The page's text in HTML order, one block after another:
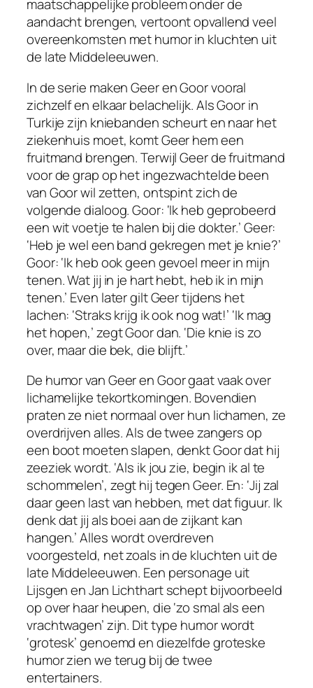
maatschappelijke probleem onder de
aandacht brengen, vertoont opvallend veel
overeenkomsten met humor in kluchten uit
de late Middeleeuwen.
In de serie maken Geer en Goor vooral
zichzelf en elkaar belachelijk. Als Goor in
Turkije zijn kniebanden scheurt en naar het
ziekenhuis moet, komt Geer hem een
fruitmand brengen. Terwijl Geer de fruitmand
voor de grap op het ingezwachtelde been
van Goor wil zetten, ontspint zich de
volgende dialoog. Goor: ‘Ik heb geprobeerd
een wit voetje te halen bij die dokter.’ Geer:
‘Heb je wel een band gekregen met je knie?’
Goor: ‘Ik heb ook geen gevoel meer in mijn
tenen. Wat jij in je hart hebt, heb ik in mijn
tenen.’ Even later gilt Geer tijdens het
lachen: ‘Straks krijg ik ook nog wat!’ ‘Ik mag
het hopen,’ zegt Goor dan. ‘Die knie is zo
over, maar die bek, die blijft.’
De humor van Geer en Goor gaat vaak over
lichamelijke tekortkomingen. Bovendien
praten ze niet normaal over hun lichamen, ze
overdrijven alles. Als de twee zangers op
een boot moeten slapen, denkt Goor dat hij
zeeziek wordt. ‘Als ik jou zie, begin ik al te
schommelen’, zegt hij tegen Geer. En: ‘Jij zal
daar geen last van hebben, met dat figuur. Ik
denk dat jij als boei aan de zijkant kan
hangen.’ Alles wordt overdreven
voorgesteld, net zoals in de kluchten uit de
late Middeleeuwen. Een personage uit
Lijsgen en Jan Lichthartschept bijvoorbeeld
op over haar heupen, die ‘zo smal als een
vrachtwagen’ zijn. Dit type humor wordt
‘grotesk’ genoemd en diezelfde groteske
humor zien we terug bij de twee
entertainers.